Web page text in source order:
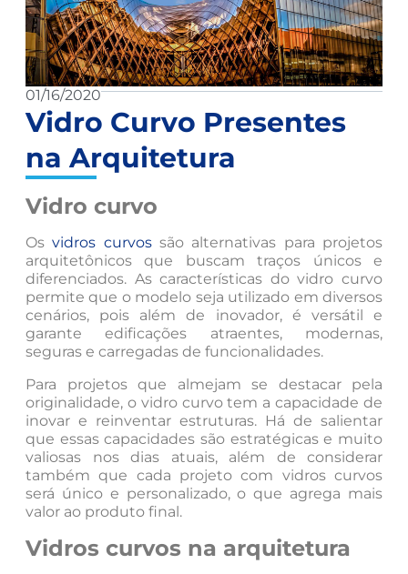
01/16/2020
Vidro Curvo Presentes
na Arquitetura
Vidro curvo
Osvidros curvos são alternativas para projetos
arquitetônicos que buscam traços únicos e
diferenciados. As características do vidro curvo
permite que o modelo seja utilizado em diversos
cenários, pois além de inovador, é versátil e
garante edificações atraentes, modernas,
seguras e carregadas de funcionalidades.
Para projetos que almejam se destacar pela
originalidade, o vidro curvo tem a capacidade de
inovar e reinventar estruturas. Há de salientar
que essas capacidades são estratégicas e muito
valiosas nos dias atuais, além de considerar
também que cada projeto com vidros curvos
será único e personalizado, o que agrega mais
valor ao produto final.
Vidros curvos na arquitetura